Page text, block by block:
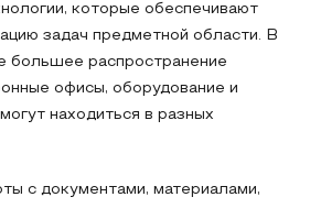
которые обеспечивают
задач предметной области. В
большее распространение
офисы, оборудование и
находиться в разных
с документами, материалами,